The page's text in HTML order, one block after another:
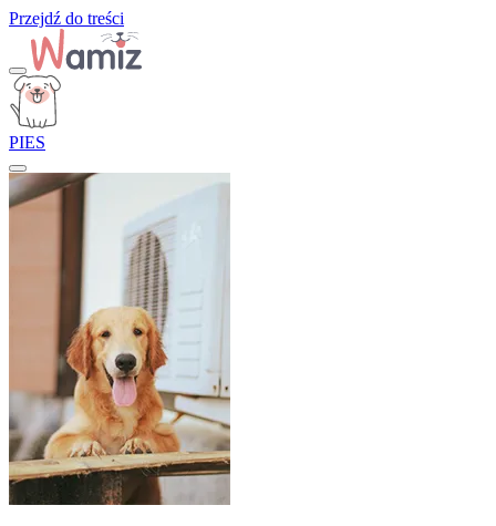
Przejdź do treści
PIES